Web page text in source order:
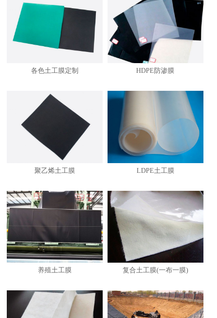
各色土工膜定制 HDPE防渗膜
聚乙烯土工膜 LDPE土工膜
养殖土工膜 复合土工膜(一布一膜)